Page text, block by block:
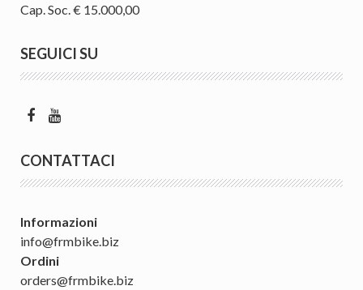
Cap. Soc. € 15.000,00
SEGUICI SU
CONTATTACI
Informazioni
info@frmbike.biz
Ordini
orders@frmbike.biz